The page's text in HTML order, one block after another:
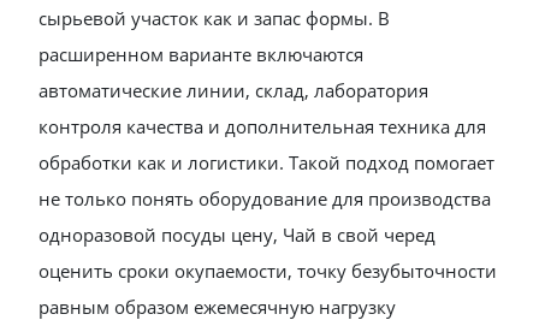
сырьевой участок как и запас формы. В
расширенном варианте включаются
автоматические линии, склад, лаборатория
контроля качества и дополнительная техника для
обработки как и логистики. Такой подход помогает
не только понять оборудование для производства
одноразовой посуды цену, Чай в свой черед
оценить сроки окупаемости, точку безубыточности
равным образом ежемесячную нагрузку